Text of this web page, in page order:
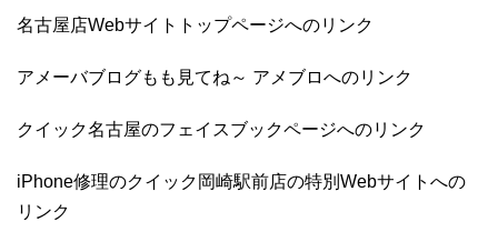
名古屋店Webサイトトップページへのリンク
アメーバブログもも見てね～ アメブロへのリンク
クイック名古屋のフェイスブックページへのリンク
iPhone修理のクイック岡崎駅前店の特別Webサイトへの
リンク